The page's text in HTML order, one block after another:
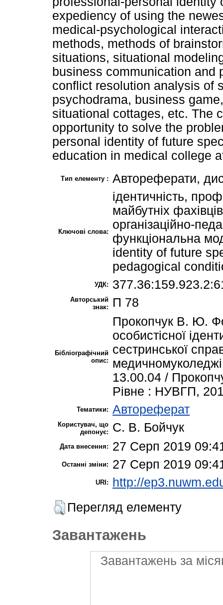
expediency of using the
medical-psychological
methods, methods of
situations, situational
business communication and
conflict resolution analysis of
psychodrama, business
situational cottages, etc. The
opportunity to solve the
personal identity of future
education in medical college
Тип елементу : Автореферати,
Ключові слова:
ідентичність,
майбутніх
організаційно-
функціональна
identity of future
pedagogical
УДК:
Авторський
знак:
П 78
Бібліографічний
опис:
Прокопчук В. Ю.
особистісної
сестринської
13.00.04 /
Рівне : НУВГП,
Тематики: Автореферат
Користувач, що
депонує:
С. В. Бойчук
Дата внесення: 27 Серп 2019
Останні зміни: 27 Серп 2019
URI:
http://
Перегляд елементу
Завантажень
Завантажень за